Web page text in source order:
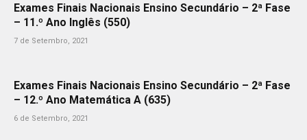
Exames Finais Nacionais Ensino Secundário – 2ª Fase
– 11.º Ano Inglês (550)
7 de Setembro, 2021
Exames Finais Nacionais Ensino Secundário – 2ª Fase
– 12.º Ano Matemática A (635)
6 de Setembro, 2021